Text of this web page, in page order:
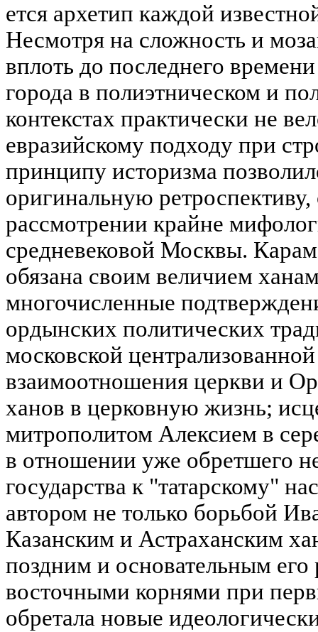
ется архетип каждой
Несмотря на сложность и
вплоть до последнего
города в полиэтническом и
контекстах практически не
евразийскому подходу при
принципу историзма
оригинальную
рассмотрении крайне
средневековой Москвы.
обязана своим величием
многочисленные
ордынских политических
московской
взаимоотношения церкви и
ханов в церковную жизнь;
митрополитом Алексием в
в отношении уже обретшего
государства к "татарскому"
автором не только борьбой
Казанским и Астраханским
поздним и основательным
восточными корнями при
обретала новые